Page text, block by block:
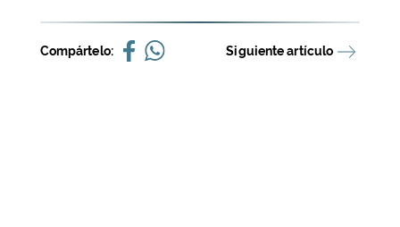
Compártelo: Siguiente artículo